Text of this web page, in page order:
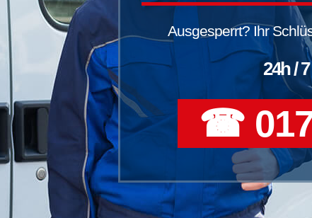
Ausgesperrt? Ihr
24h /
☎